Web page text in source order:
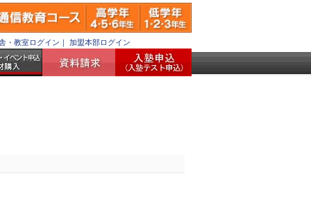
・教室ログイン ｜ 加盟本部ログイン